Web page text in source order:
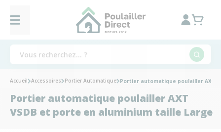
Accueil Accessoires Portier Automatique Portier automatique poulailler AXT
Portier automatique poulailler AXT
VSDB et porte en aluminium taille Large